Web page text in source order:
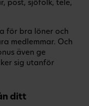
post, sjöfolk, tele,
för bra löner och
medlemmar. Och
även ge
sig utanför
ditt